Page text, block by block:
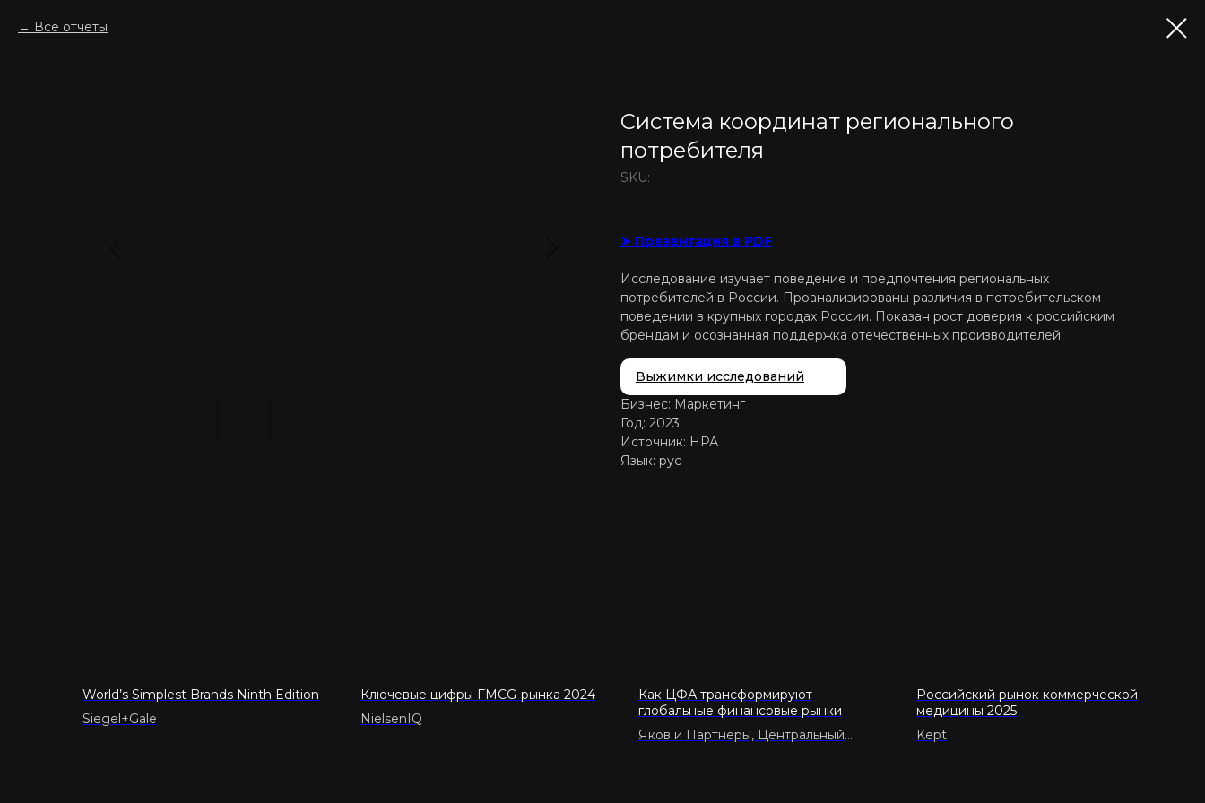
Все отчёты
Система координат регионального
потребителя
SKU:
➤ Презентация в PDF
Исследование изучает поведение и предпочтения региональных
потребителей в России. Проанализированы различия в потребительском
поведении в крупных городах России. Показан рост доверия к российским
брендам и осознанная поддержка отечественных производителей.
Выжимки исследований
Бизнес: Маркетинг
Год: 2023
Источник: НРА
Язык: рус
World’s Simplest Brands Ninth Edition
Siegel+Gale
Ключевые цифры FMCG-рынка 2024
NielsenIQ
Как ЦФА трансформируют
глобальные финансовые рынки
Яков и Партнёры, Центральный
Российский рынок коммерческой
медицины 2025
Kept